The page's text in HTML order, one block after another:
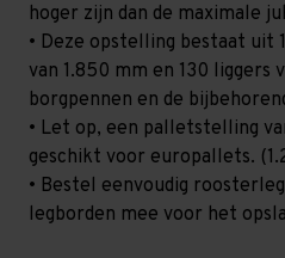
hoger zijn dan de maximale
• Deze opstelling bestaat uit
van 1.850 mm en 130 liggers
borgpennen en de
• Let op, een palletstelling
geschikt voor europallets.
• Bestel eenvoudig
legborden mee voor het